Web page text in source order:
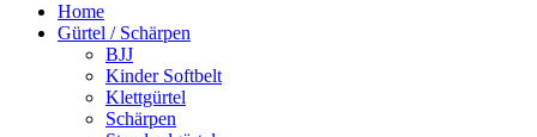
Home
Gürtel / Schärpen
BJJ
Kinder Softbelt
Klettgürtel
Schärpen